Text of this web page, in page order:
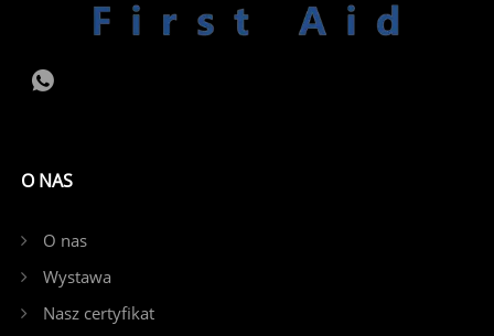
O NAS
O nas
Wystawa
Nasz certyfikat